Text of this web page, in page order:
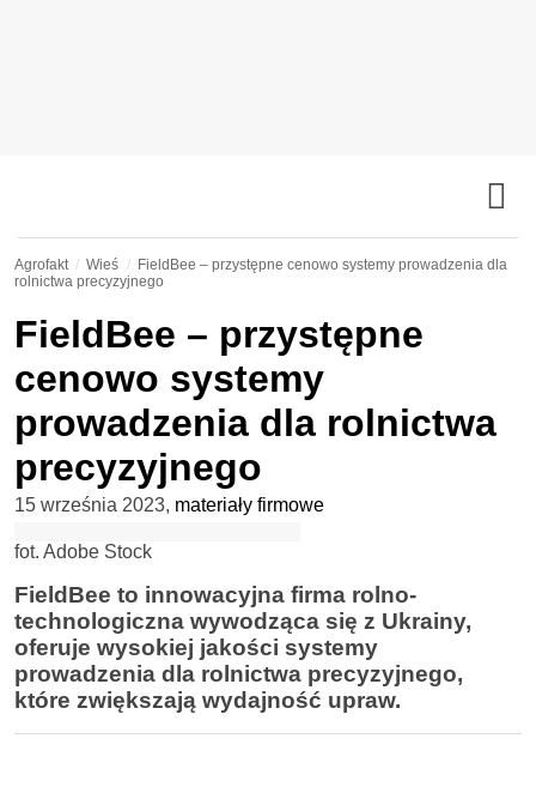
Agrofakt Wieś
FieldBee – przystępne cenowo systemy prowadzenia dla
rolnictwa precyzyjnego
FieldBee – przystępne
cenowo systemy
prowadzenia dla rolnictwa
precyzyjnego
15 września 2023, materiały firmowe
fot. Adobe Stock
FieldBee to innowacyjna firma rolno-
technologiczna wywodząca się z Ukrainy,
oferuje wysokiej jakości systemy
prowadzenia dla rolnictwa precyzyjnego,
które zwiększają wydajność upraw.